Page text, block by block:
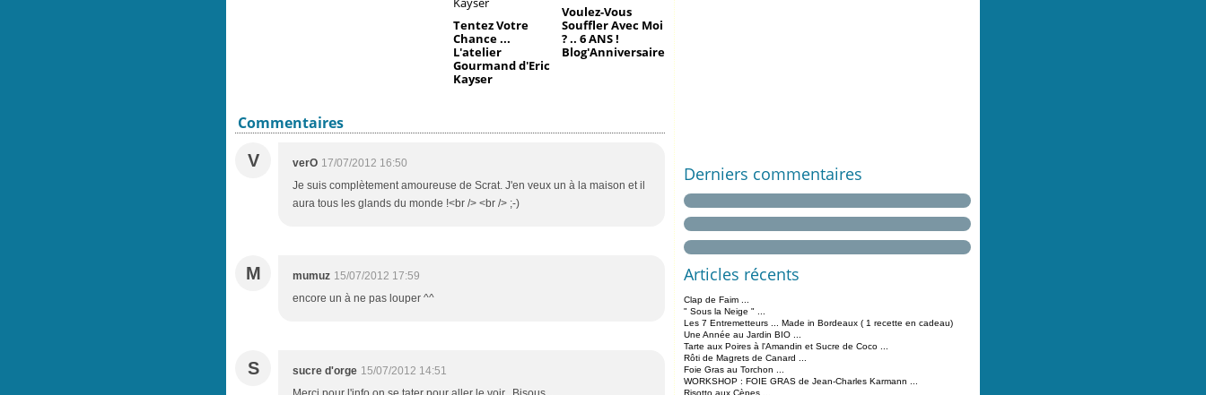
Tentez Votre
Chance ...
L'atelier
Gourmand d'Eric
Kayser
Voulez-Vous
Souffler Avec Moi
? .. 6 ANS !
Blog'Anniversaire
Commentaires
V
verO 17/07/2012 16:50
Je suis complètement amoureuse de Scrat. J'en veux un à la maison et il
aura tous les glands du monde !<br /> <br /> ;-)
M mumuz 15/07/2012 17:59
encore un à ne pas louper ^^
S sucre d'orge 15/07/2012 14:51
Derniers commentaires
Articles récents
Clap de Faim ...
" Sous la Neige " ...
Les 7 Entremetteurs ... Made in Bordeaux ( 1 recette en cadeau)
Une Année au Jardin BIO ...
Tarte aux Poires à l'Amandin et Sucre de Coco ...
Rôti de Magrets de Canard ...
Foie Gras au Torchon ...
WORKSHOP : FOIE GRAS de Jean-Charles Karmann ...
Risotto aux Cèpes ...